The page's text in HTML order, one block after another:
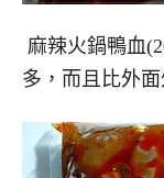
麻辣火鍋鴨血
多，而且比外